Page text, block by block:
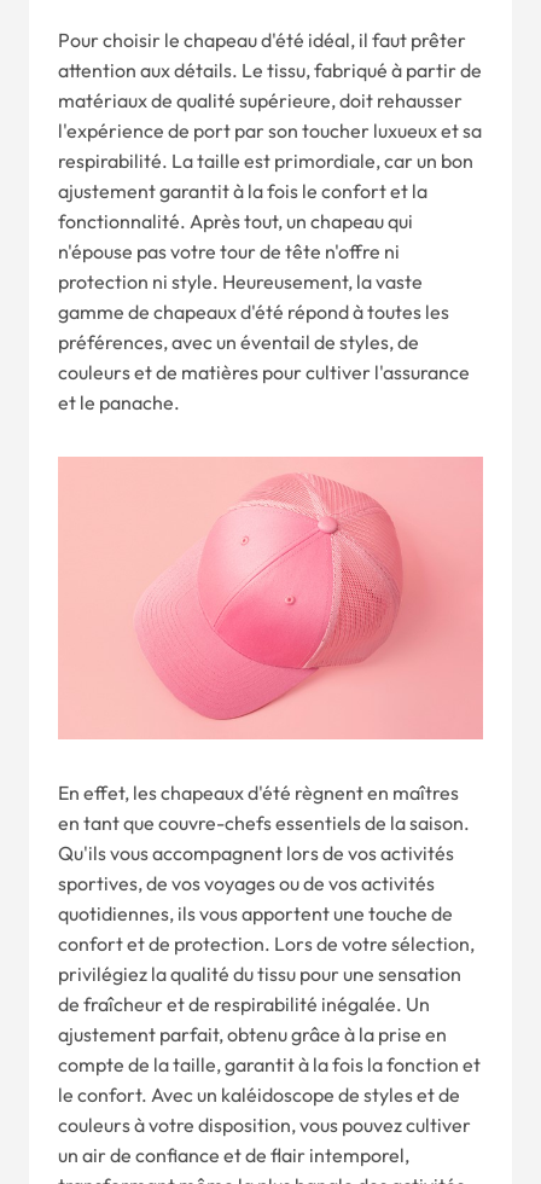
Pour choisir le chapeau d'été idéal, il faut prêter
attention aux détails. Le tissu, fabriqué à partir de
matériaux de qualité supérieure, doit rehausser
l'expérience de port par son toucher luxueux et sa
respirabilité. La taille est primordiale, car un bon
ajustement garantit à la fois le confort et la
fonctionnalité. Après tout, un chapeau qui
n'épouse pas votre tour de tête n'offre ni
protection ni style. Heureusement, la vaste
gamme de chapeaux d'été répond à toutes les
préférences, avec un éventail de styles, de
couleurs et de matières pour cultiver l'assurance
et le panache.
En effet, les chapeaux d'été règnent en maîtres
en tant que couvre-chefs essentiels de la saison.
Qu'ils vous accompagnent lors de vos activités
sportives, de vos voyages ou de vos activités
quotidiennes, ils vous apportent une touche de
confort et de protection. Lors de votre sélection,
privilégiez la qualité du tissu pour une sensation
de fraîcheur et de respirabilité inégalée. Un
ajustement parfait, obtenu grâce à la prise en
compte de la taille, garantit à la fois la fonction et
le confort. Avec un kaléidoscope de styles et de
couleurs à votre disposition, vous pouvez cultiver
un air de confiance et de flair intemporel,